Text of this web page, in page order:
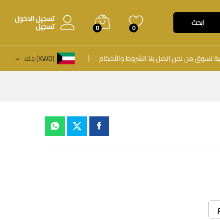
ابحث 0
0
تسجيل الدخول
تسجيل
تسوقمن نحناتصل بناالشروط والأحكام (KWD) د.ك